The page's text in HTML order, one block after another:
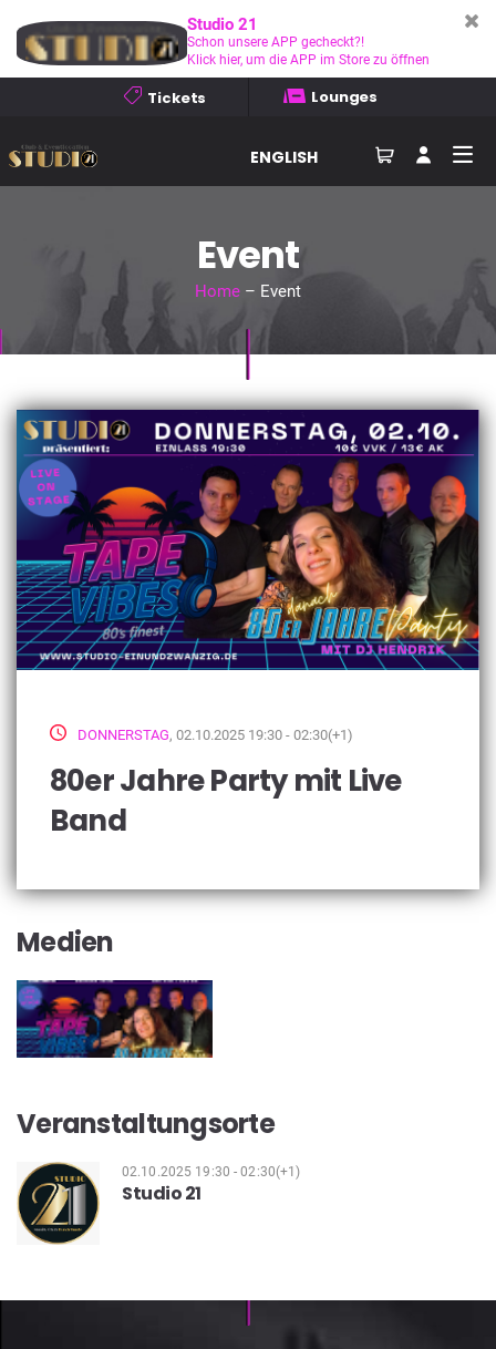
Tickets Lounges
ENGLISH
Event
Home – Event
DONNERSTAG, 02.10.2025 19:30 - 02:30(+1)
80er Jahre Party mit Live
Band
Medien
Veranstaltungsorte
02.10.2025 19:30 - 02:30(+1)
Studio 21
Studio 21
Schon unsere APP gecheckt?!
Klick hier, um die APP im Store zu öffnen